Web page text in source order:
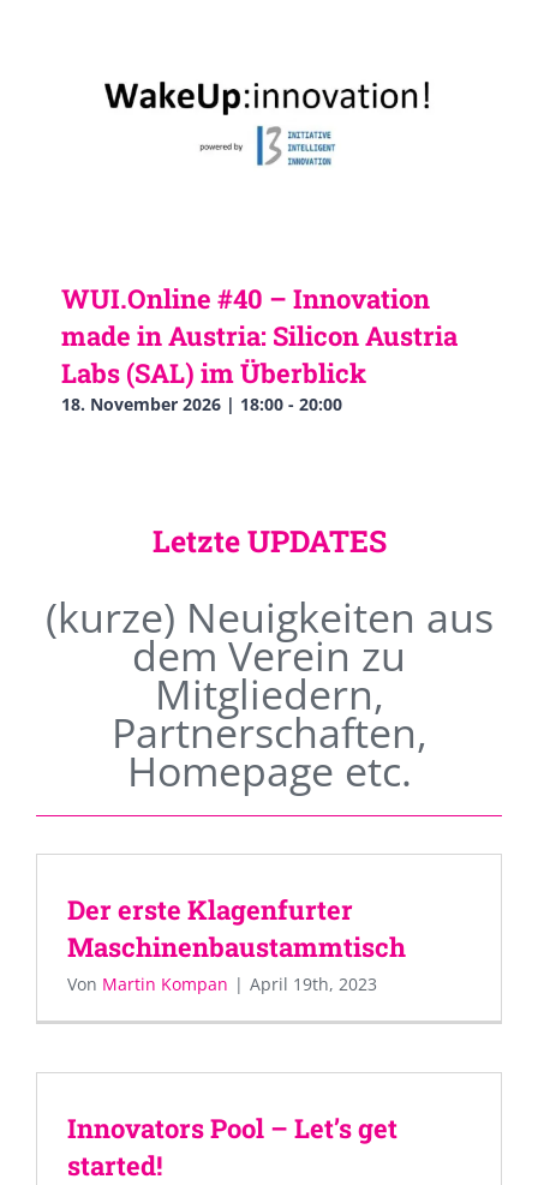
WUI.Online #40 – Innovation
made in Austria: Silicon Austria
Labs (SAL) im Überblick
18. November 2026 | 18:00 - 20:00
Letzte UPDATES
(kurze) Neuigkeiten aus
dem Verein zu
Mitgliedern,
Partnerschaften,
Homepage etc.
Der erste Klagenfurter
Maschinenbaustammtisch
Von Martin Kompan | April 19th, 2023
Innovators Pool – Let’s get
started!